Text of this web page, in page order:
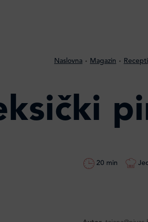
Naslovna Magazin Recepti
20 min